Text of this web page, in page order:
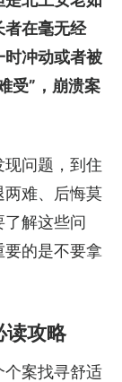
者在毫无经
时冲动或者被
受”，崩溃案
问题，到住
两难、后悔莫
了解这些问
的是不要拿
攻略
个案找寻舒适